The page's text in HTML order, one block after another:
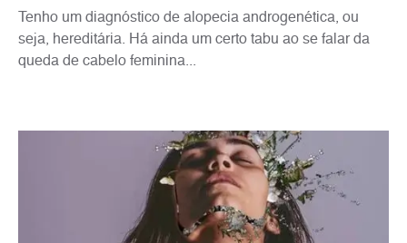
Tenho um diagnóstico de alopecia androgenética, ou
seja, hereditária. Há ainda um certo tabu ao se falar da
queda de cabelo feminina...